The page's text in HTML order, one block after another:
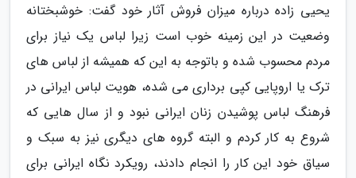
یحیی زاده درباره میزان فروش آثار خود گفت: خوشبختانه
وضعیت در این زمینه خوب است زیرا لباس یک نیاز برای
مردم محسوب شده و باتوجه به این که همیشه از لباس های
ترک یا اروپایی کپی برداری می شده، هویت لباس ایرانی در
فرهنگ لباس پوشیدن زنان ایرانی نبود و از سال هایی که
شروع به کار کردم و البته گروه های دیگری نیز به سبک و
سیاق خود این کار را انجام دادند، رویکرد نگاه ایرانی برای